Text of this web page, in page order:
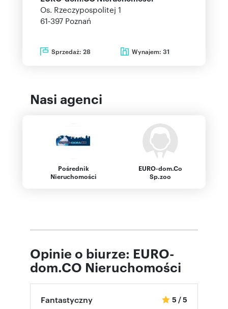
Os. Rzeczypospolitej 1
61-397 Poznań
Sprzedaż: 28 Wynajem: 31
Nasi agenci
Pośrednik
Nieruchomości
EURO-dom.Co
Sp.zoo
Opinie o biurze: EURO-
dom.CO Nieruchomości
Fantastyczny 5 /5